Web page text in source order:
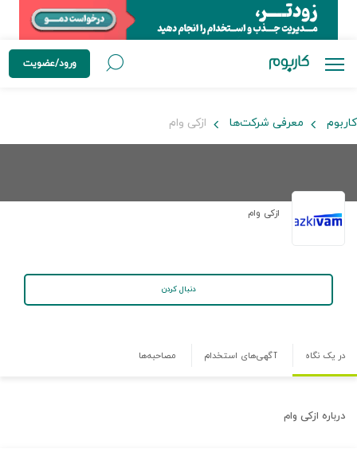
ورود/عضویت
کاربوم معرفی شرکت‌ها ازکی وام
ازکی وام
دنبال کردن
در یک نگاه آگهی‌های استخدام مصاحبه‌ها
درباره ازکی وام